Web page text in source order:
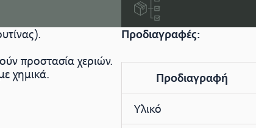
προστασία χεριών.
χημικά.
Προδιαγραφές:
Προδιαγραφή
Υλικό